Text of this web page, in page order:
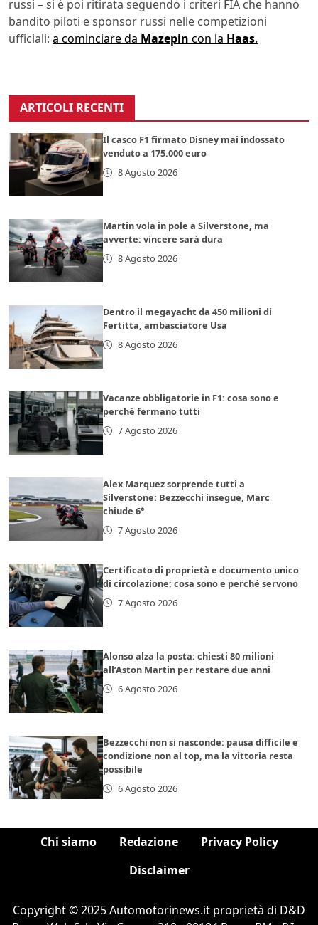
russi – si è poi ritirata seguendo i criteri FIA che hanno
bandito piloti e sponsor russi nelle competizioni
ufficiali: a cominciare da Mazepin con la Haas.
ARTICOLI RECENTI
Il casco F1 firmato Disney mai indossato
venduto a 175.000 euro
8 Agosto 2026
Martin vola in pole a Silverstone, ma
avverte: vincere sarà dura
8 Agosto 2026
Dentro il megayacht da 450 milioni di
Fertitta, ambasciatore Usa
8 Agosto 2026
Vacanze obbligatorie in F1: cosa sono e
perché fermano tutti
7 Agosto 2026
Alex Marquez sorprende tutti a
Silverstone: Bezzecchi insegue, Marc
chiude 6°
7 Agosto 2026
Certificato di proprietà e documento unico
di circolazione: cosa sono e perché servono
7 Agosto 2026
Alonso alza la posta: chiesti 80 milioni
all’Aston Martin per restare due anni
6 Agosto 2026
Bezzecchi non si nasconde: pausa difficile e
condizione non al top, ma la vittoria resta
possibile
6 Agosto 2026
Chi siamo Redazione
Privacy Policy
Disclaimer
Copyright © 2025 Automotorinews.it proprietà di D&D